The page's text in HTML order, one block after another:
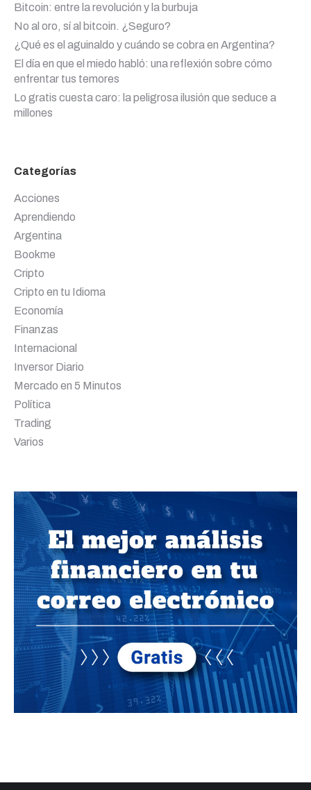
Bitcoin: entre la revolución y la burbuja
No al oro, sí al bitcoin. ¿Seguro?
¿Qué es el aguinaldo y cuándo se cobra en Argentina?
El día en que el miedo habló: una reflexión sobre cómo
enfrentar tus temores
Lo gratis cuesta caro: la peligrosa ilusión que seduce a
millones
Categorías
Acciones
Aprendiendo
Argentina
Bookme
Cripto
Cripto en tu Idioma
Economía
Finanzas
Internacional
Inversor Diario
Mercado en 5 Minutos
Política
Trading
Varios